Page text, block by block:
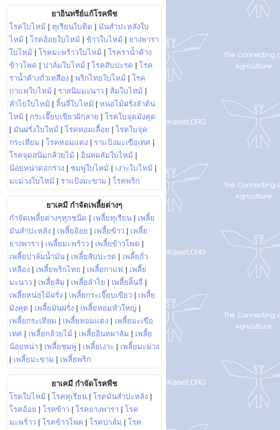
ยาอินทรีย์แก้โรคพืช
โรคใบไหม้ | ทุเรียนใบติด | มันสำปะหลังใบ
ไหม้ | โรคอ้อยใบไหม้ | ข้าวใบไหม้ | ยางพารา
ใบไหม้ | โรคมะพร้าวใบไหม้ | โรคราน้ำค้าง
ข้าวโพด | ปาล์มใบไหม้ | โรคสับปะรด | โรค
ราน้ำค้างถั่วเหลือง | พริกไทยใบไหม้ | โรค
กาแฟใบไหม้ | ราสนิมมะนาว | ส้มใบไหม้ |
ลำไยใบไหม้ | ลิ้นจี่ใบไหม้ | หน่อไม้ฝรั่งลำต้น
ไหม้ | กระเจี๊ยบเขียวฝักลาย | โรคใบจุดมังคุด
| มันฝรั่งใบใหม้ | โรคหอมเลื้อย | โรคใบจุด
กระเทียม | โรคหอมแดง | ราแป้งมะเขือเทศ |
โรคจุดสนิมกล้วยไม้ | อินทผลัมใบไหม้ |
น้อยหน่าดอกร่วง | ชมพู่ใบไหม้ | เงาะใบไหม้ |
มะม่วงใบไหม้ | ราแป้งมะขาม | โรคพริก
ยาเคมี กำจัดเพลี้ยต่างๆ
กำจัดเพลี้ยต่างๆทุกชนิด | เพลี้ยทุเรียน | เพลี้ย
มันสำปะหลัง | เพลี้ยอ้อย | เพลี้ยข้าว | เพลี้ย
ยางพารา | เพลี้ยมะพร้าว | เพลี้ยข้าวโพด |
เพลี้ยปาล์มน้ำมัน | เพลี้ยสับปะรด | เพลี้ยถั่ว
เหลือง | เพลี้ยพริกไทย | เพลี้ยกาแฟ | เพลี้ย
มะนาว | เพลี้ยส้ม | เพลี้ยลำไย | เพลี้ยลิ้นจี่ |
เพลี้ยหน่อไม้ฝรั่ง | เพลี้ยกระเจี๊ยบเขียว | เพลี้ย
มังคุด | เพลี้ยมันฝรั่ง | เพลี้ยหอมหัวใหญ่ |
เพลี้ยกระเทียม | เพลี้ยหอมแดง | เพลี้ยมะเขือ
เทศ | เพลี้ยกล้วยไม้ | เพลี้ยอินทผาลัม | เพลี้ย
น้อยหน่า | เพลี้ยชมพู่ | เพลี้ยเงาะ | เพลี้ยมะม่วง
| เพลี้ยมะขาม | เพลี้ยพริก
ยาเคมี กำจัดโรคพืช
โรคใบไหม้ | โรคทุเรียน | โรคมันสำปะหลัง |
โรคอ้อย | โรคข้าว | โรคยางพารา | โรค
มะพร้าว | โรคข้าวโพด | โรคปาล์ม | โรค